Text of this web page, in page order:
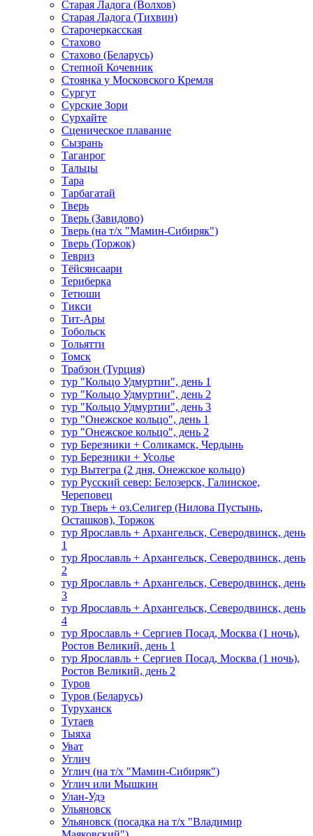
Старая Ладога (Волхов)
Старая Ладога (Тихвин)
Старочеркасская
Стахово
Стахово (Беларусь)
Степной Кочевник
Стоянка у Московского Кремля
Сургут
Сурские Зори
Сурхайте
Сценическое плавание
Сызрань
Таганрог
Тальцы
Тара
Тарбагатай
Тверь
Тверь (Завидово)
Тверь (на т/х "Мамин-Сибиряк")
Тверь (Торжок)
Тевриз
Тёйсянсаари
Териберка
Тетюши
Тикси
Тит-Ары
Тобольск
Тольятти
Томск
Трабзон (Турция)
тур "Кольцо Удмуртии", день 1
тур "Кольцо Удмуртии", день 2
тур "Кольцо Удмуртии", день 3
тур "Онежское кольцо", день 1
тур "Онежское кольцо", день 2
тур Березники + Соликамск, Чердынь
тур Березники + Усолье
тур Вытегра (2 дня, Онежское кольцо)
тур Русский север: Белозерск, Галинское,
Череповец
тур Тверь + оз.Селигер (Нилова Пустынь,
Осташков), Торжок
тур Ярославль + Архангельск, Северодвинск, день
1
тур Ярославль + Архангельск, Северодвинск, день
2
тур Ярославль + Архангельск, Северодвинск, день
3
тур Ярославль + Архангельск, Северодвинск, день
4
тур Ярославль + Сергиев Посад, Москва (1 ночь),
Ростов Великий, день 1
тур Ярославль + Сергиев Посад, Москва (1 ночь),
Ростов Великий, день 2
Туров
Туров (Беларусь)
Туруханск
Тутаев
Тыяха
Уват
Углич
Углич (на т/х "Мамин-Сибиряк")
Углич или Мышкин
Улан-Удэ
Ульяновск
Ульяновск (посадка на т/х "Владимир